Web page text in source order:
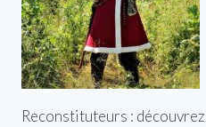
Reconstituteurs :